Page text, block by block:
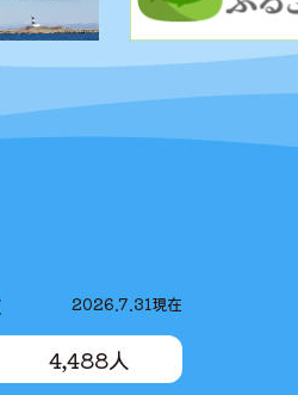
まち2026.7.31現在
4,488人